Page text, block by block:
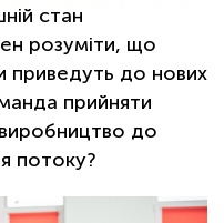
стан
розуміти, що
приведуть до нових
прийняти
до
потоку?